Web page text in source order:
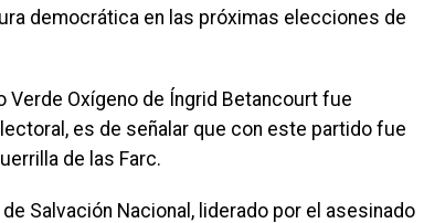
democrática en las próximas elecciones de
Oxígeno de Íngrid Betancourt fue
es de señalar que con este partido fue
de las Farc.
Salvación Nacional, liderado por el asesinado